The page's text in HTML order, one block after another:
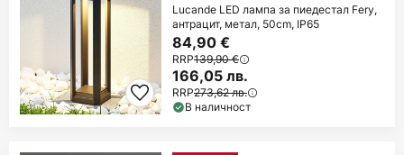
Lucande LED лампа за пиедестал Fery,
антрацит, метал, 50cm, IP65
84,90 €
RRP139,90 €
166,05 лв.
RRP273,62 лв.
В наличност